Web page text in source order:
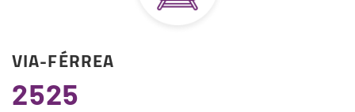
VIA-FÉRREA
2525